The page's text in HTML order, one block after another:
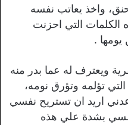
واخذ يعاتب نفسه
التي احزنت
يومها .
ويعترف له عما بدر منه
تؤلمه وتؤرق نومه،
اريد ان تستريح نفسي
نفسي بشدة علي هذه